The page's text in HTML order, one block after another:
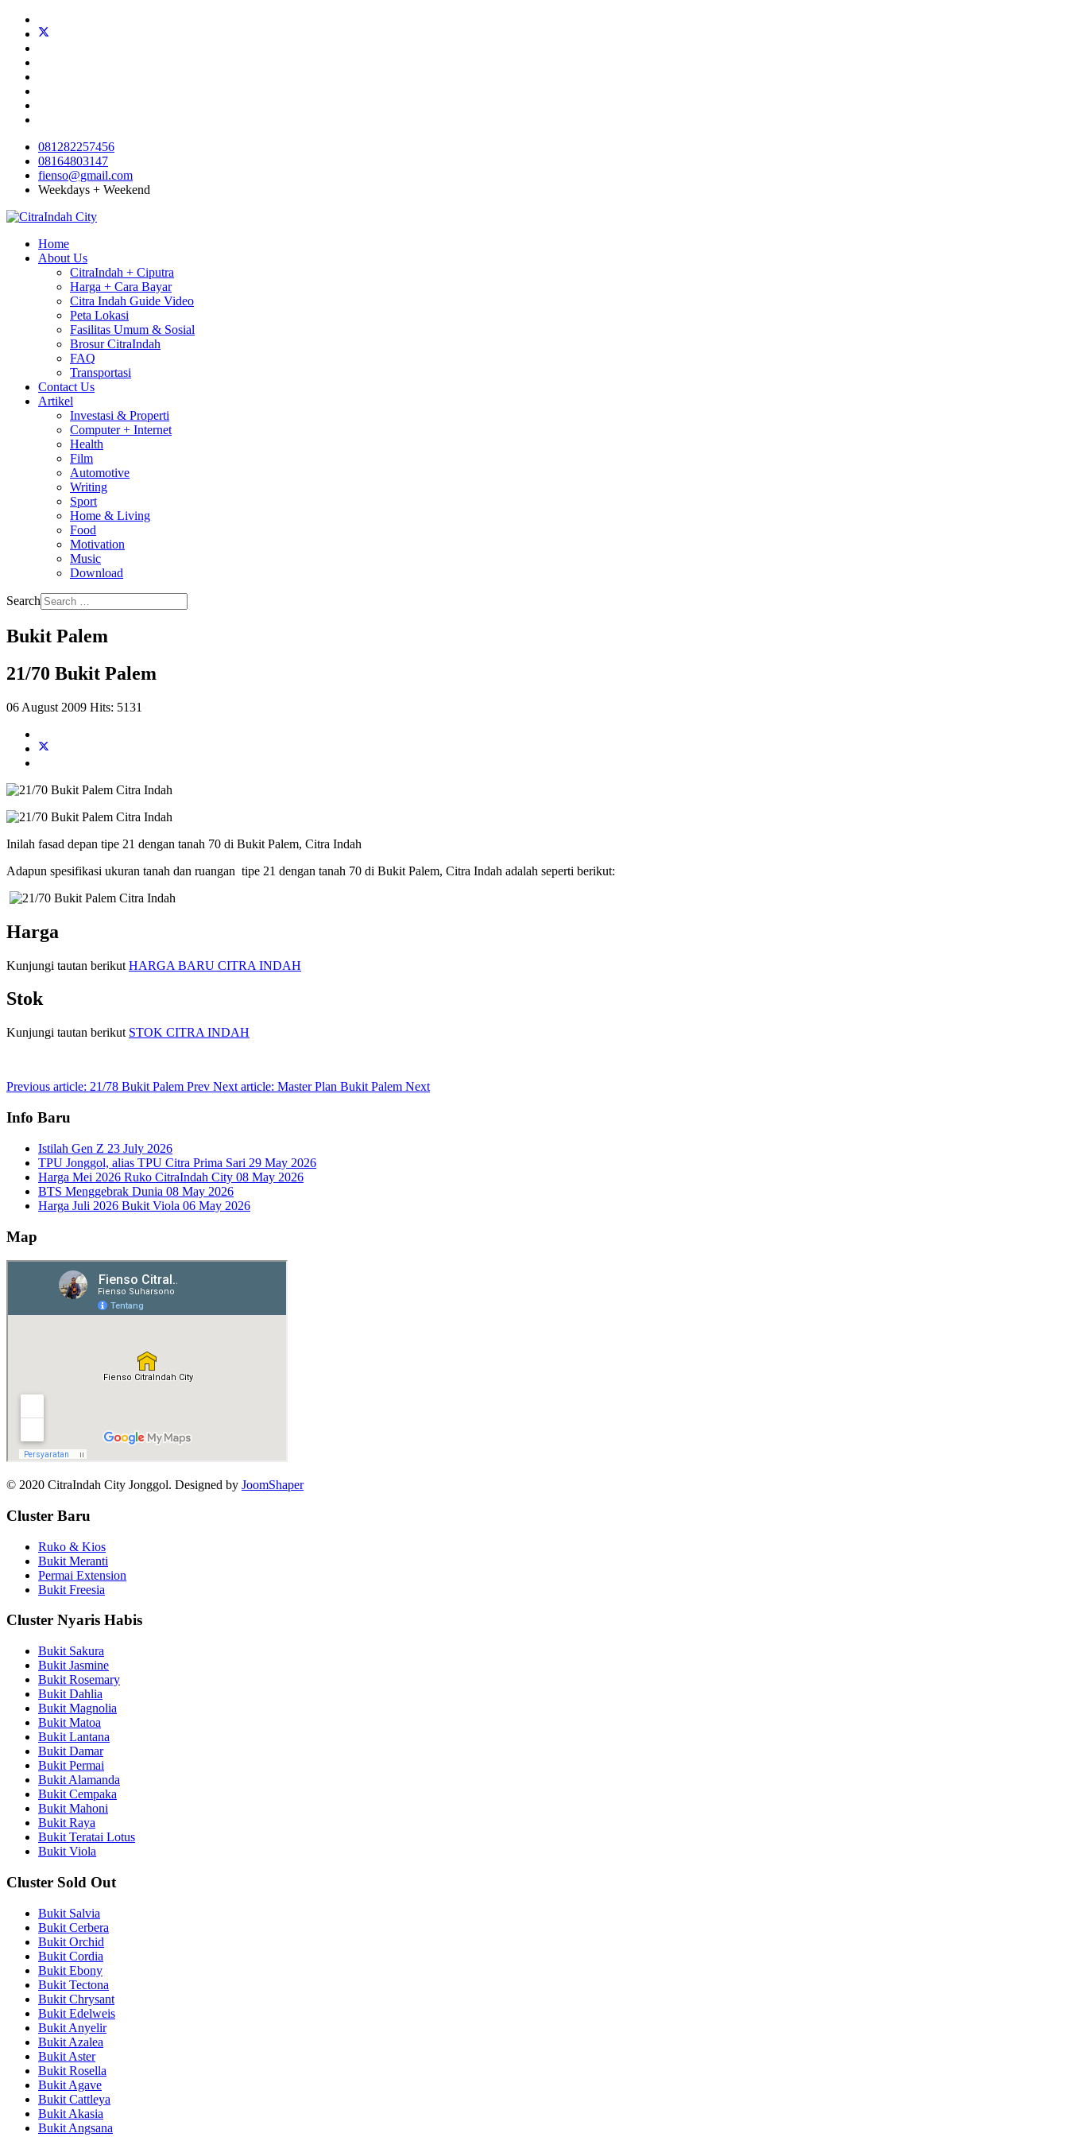
081282257456
08164803147
fienso@gmail.com
Weekdays + Weekend
Home
About Us
CitraIndah + Ciputra
Harga + Cara Bayar
Citra Indah Guide Video
Peta Lokasi
Fasilitas Umum & Sosial
Brosur CitraIndah
FAQ
Transportasi
Contact Us
Artikel
Investasi & Properti
Computer + Internet
Health
Film
Automotive
Writing
Sport
Home & Living
Food
Motivation
Music
Download
Search
Bukit Palem
21/70 Bukit Palem
06 August 2009 Hits: 5131
Inilah fasad depan tipe 21 dengan tanah 70 di Bukit Palem, Citra Indah
Adapun spesifikasi ukuran tanah dan ruangan tipe 21 dengan tanah 70 di Bukit Palem, Citra Indah adalah seperti berikut:
Harga
Kunjungi tautan berikut HARGA BARU CITRA INDAH
Stok
Kunjungi tautan berikut STOK CITRA INDAH
Previous article: 21/78 Bukit Palem Prev Next article: Master Plan Bukit Palem Next
Info Baru
Istilah Gen Z 23 July 2026
TPU Jonggol, alias TPU Citra Prima Sari 29 May 2026
Harga Mei 2026 Ruko CitraIndah City 08 May 2026
BTS Menggebrak Dunia 08 May 2026
Harga Juli 2026 Bukit Viola 06 May 2026
Map
© 2020 CitraIndah City Jonggol. Designed by JoomShaper
Cluster Baru
Ruko & Kios
Bukit Meranti
Permai Extension
Bukit Freesia
Cluster Nyaris Habis
Bukit Sakura
Bukit Jasmine
Bukit Rosemary
Bukit Dahlia
Bukit Magnolia
Bukit Matoa
Bukit Lantana
Bukit Damar
Bukit Permai
Bukit Alamanda
Bukit Cempaka
Bukit Mahoni
Bukit Raya
Bukit Teratai Lotus
Bukit Viola
Cluster Sold Out
Bukit Salvia
Bukit Cerbera
Bukit Orchid
Bukit Cordia
Bukit Ebony
Bukit Tectona
Bukit Chrysant
Bukit Edelweis
Bukit Anyelir
Bukit Azalea
Bukit Aster
Bukit Rosella
Bukit Agave
Bukit Cattleya
Bukit Akasia
Bukit Angsana